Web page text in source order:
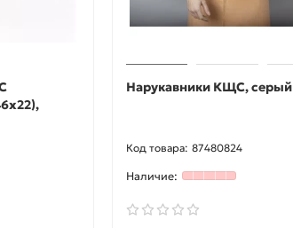
Нарукавники КЩС, серый
87480824